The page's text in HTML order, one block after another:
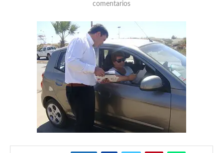
comentarios